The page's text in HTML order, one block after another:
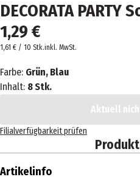
DECORATA PARTY
1,29 €
1,61 € / 10 Stk.inkl. MwSt.
Farbe: Grün, Blau
Inhalt: 8 Stk.
Aktuell
Filialverfügbarkeit prüfen
Artikelinfo